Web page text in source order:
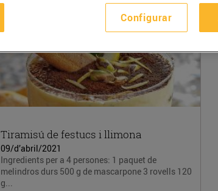
Tiramisú de festucs i llimona
09/d’abril/2021
Ingredients per a 4 persones: 1 paquet de
melindros durs 500 g de mascarpone 3 rovells 120
g...
Configurar